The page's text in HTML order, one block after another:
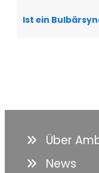
Über
News